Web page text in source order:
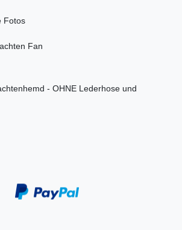
Fotos
Fan
- OHNE Lederhose und